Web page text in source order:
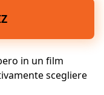
in un film
scegliere